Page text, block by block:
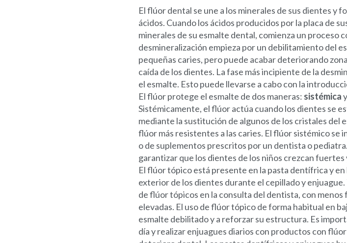
El flúor dental se une a los minerales de sus dientes y
ácidos. Cuando los ácidos producidos por la placa de
minerales de su esmalte dental, comienza un proceso
desmineralización empieza por un debilitamiento del
pequeñas caries, pero puede acabar deteriorando
caída de los dientes. La fase más incipiente de la
el esmalte. Esto puede llevarse a cabo con la
El flúor protege el esmalte de dos maneras: sistémicay
Sistémicamente, el flúor actúa cuando los dientes se
mediante la sustitución de algunos de los cristales del
flúor más resistentes a las caries. El flúor sistémico se
o de suplementos prescritos por un dentista o
garantizar que los dientes de los niños crezcan fuertes
El flúor tópico está presente en la pasta dentífrica y
exterior de los dientes durante el cepillado y
de flúor tópicos en la consulta del dentista, con
elevadas. El uso de flúor tópico de forma habitual en
esmalte debilitado y a reforzar su estructura. Es
día y realizar enjuagues diarios con productos con